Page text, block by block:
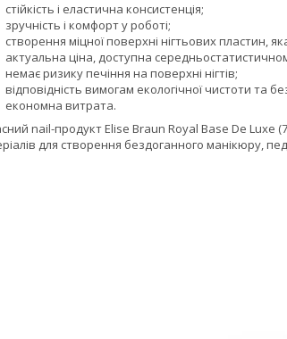
стійкість і еластична консистенція;
зручність і комфорт у роботі;
створення міцної поверхні нігтьових пластин,
актуальна ціна, доступна
немає ризику печіння на поверхні нігтів;
відповідність вимогам екологічної чистоти та
економна витрата.
nail-продукт Elise Braun Royal Base De
для створення бездоганного манікюру,